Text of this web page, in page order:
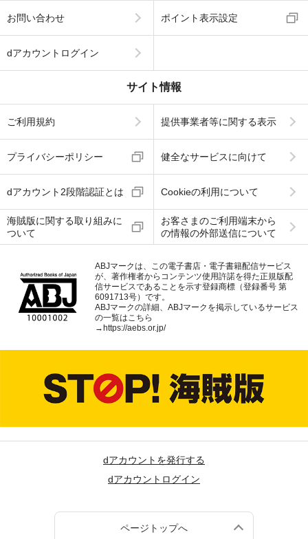
お問い合わせ ポイント表示設定
dアカウントログイン
サイト情報
ご利用規約 提供事業者等に関する表示
プライバシーポリシー 健全なサービスに向けて
dアカウント2段階認証とは Cookieの利用について
海賊版に関する取り組みに
ついて
お客さまのご利用端末から
の情報の外部送信について
ABJマークは、この電子書店・電子書籍配信サービス
が、著作権者からコンテンツ使用許諾を得た正規版配
信サービスであることを示す登録商標（登録番号 第
6091713号）です。
ABJマークの詳細、ABJマークを掲示しているサービス
の一覧はこちら
→https://aebs.or.jp/
dアカウントを発行する
dアカウントログイン
ページトップへ